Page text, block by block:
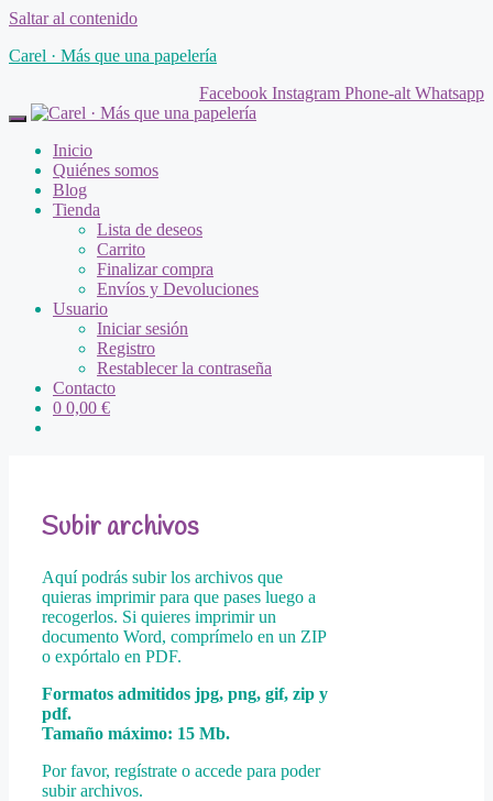
Saltar al contenido
Carel · Más que una papelería
Facebook Instagram Phone-alt Whatsapp
Inicio
Quiénes somos
Blog
Tienda
Lista de deseos
Carrito
Finalizar compra
Envíos y Devoluciones
Usuario
Iniciar sesión
Registro
Restablecer la contraseña
Contacto
0 0,00 €
Subir archivos
Aquí podrás subir los archivos que
quieras imprimir para que pases luego a
recogerlos. Si quieres imprimir un
documento Word, comprímelo en un ZIP
o expórtalo en PDF.
Formatos admitidos jpg, png, gif, zip y
pdf.
Tamaño máximo: 15 Mb.
Por favor, regístrate o accede para poder
subir archivos.